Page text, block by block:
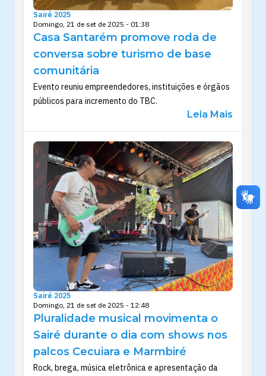
Sairé 2025
Domingo, 21 de set de 2025 - 01:38
Casa Santarém promove roda de
conversa sobre turismo de base
comunitária
Evento reuniu empreendedores, instituições e órgãos
públicos para incremento do TBC.
Leia Mais
Sairé 2025
Domingo, 21 de set de 2025 - 12:48
Pluralidade musical movimenta o
Sairé durante o dia com shows nos
palcos Cecuiara e Marmbiré
Rock, brega, música eletrônica e apresentação da